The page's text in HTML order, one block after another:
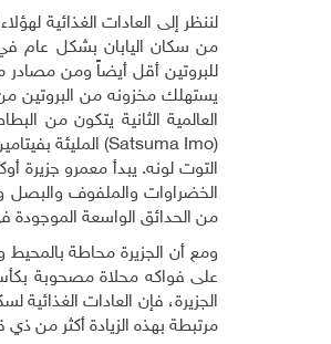
للبروتين أقل أيضاً ومن
يستهلك مخزونه من البروتين
العالمية الثانية يتكون من البطاطا الحلوة بنسبة 50% من السعرات
(
Satsuma Imo
التوت لونه. يبدأ معمرو جزيرة
الخضراوات والملفوف والبصل
من الحدائق الواسعة
على فواكه محلاة مصحوبة
الجزيرة، فإن العادات
مرتبطة بهذه الزيادة أكثر من ذي